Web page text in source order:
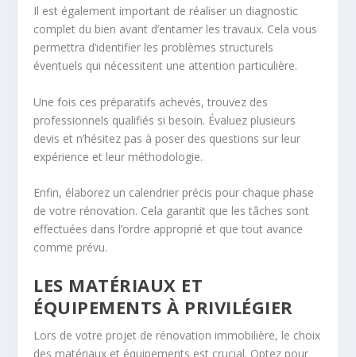
Il est également important de réaliser un diagnostic
complet du bien avant d’entamer les travaux. Cela vous
permettra d’identifier les problèmes structurels
éventuels qui nécessitent une attention particulière.
Une fois ces préparatifs achevés, trouvez des
professionnels qualifiés si besoin. Évaluez plusieurs
devis et n’hésitez pas à poser des questions sur leur
expérience et leur méthodologie.
Enfin, élaborez un calendrier précis pour chaque phase
de votre rénovation. Cela garantit que les tâches sont
effectuées dans l’ordre approprié et que tout avance
comme prévu.
LES MATÉRIAUX ET
ÉQUIPEMENTS À PRIVILÉGIER
Lors de votre projet de rénovation immobilière, le choix
des matériaux et équipements est crucial. Optez pour